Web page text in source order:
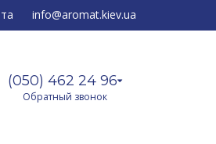
info@aromat.kiev.ua
(050) 462 24 96
Обратный звонок